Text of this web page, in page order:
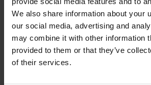
We also share information about your
our social media, advertising and
may combine it with other information
provided to them or that they’ve
of their services.
​システム